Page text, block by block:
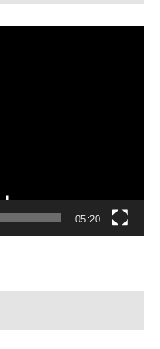
05:20